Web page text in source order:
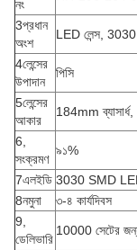
নং
3প্রধান
অংশ
LED লেন্স,
4লেন্সের
উপাদান
পিসি
5লেন্সের
আকার
184mm
6,
সংক্রমণ
৯১%
7এলইডি 3030 SMD
8নমুনা
৩-৪ কার্যদিবস
9,
ডেলিভারি
10000 সেটের